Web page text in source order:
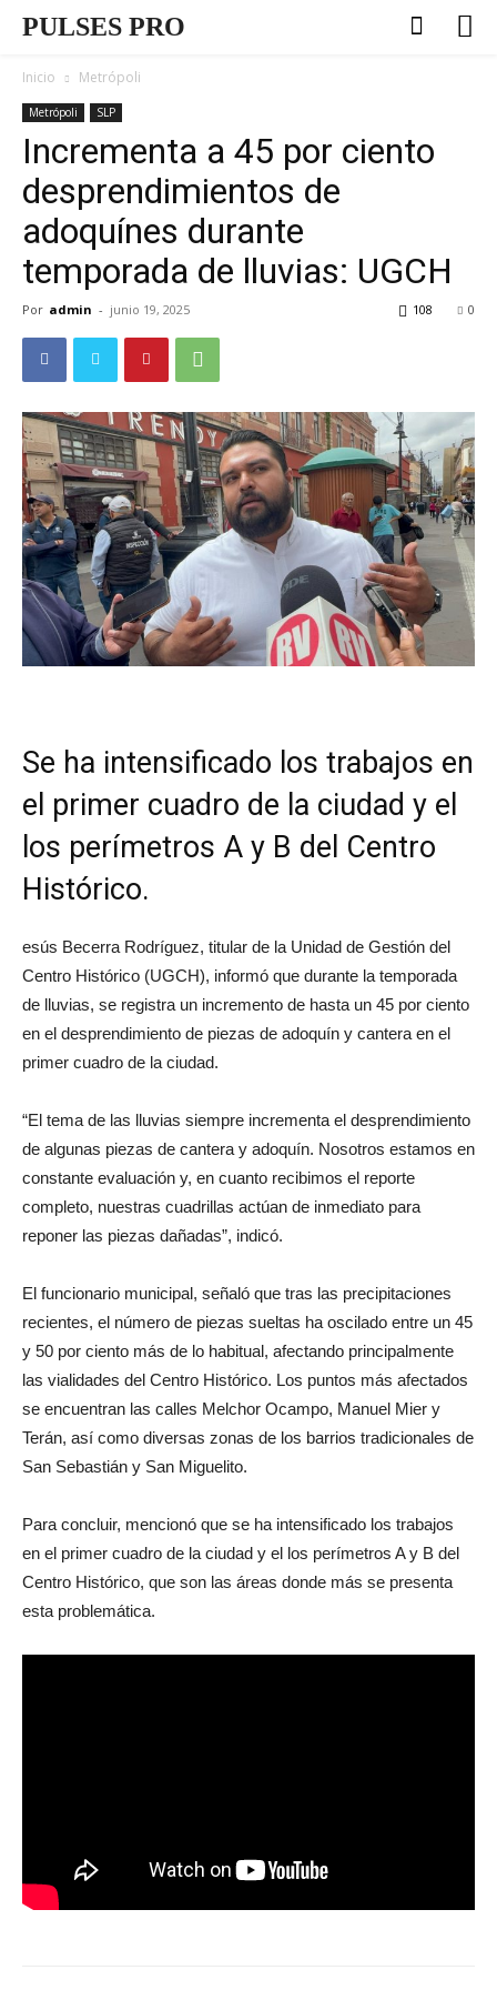
PULSES PRO
Inicio Metrópoli
Metrópoli SLP
Incrementa a 45 por ciento
desprendimientos de
adoquínes durante
temporada de lluvias: UGCH
Por admin - junio 19, 2025 0
108
Se ha intensificado los trabajos en
el primer cuadro de la ciudad y el
los perímetros A y B del Centro
Histórico.
esús Becerra Rodríguez, titular de la Unidad de Gestión del
Centro Histórico (UGCH), informó que durante la temporada
de lluvias, se registra un incremento de hasta un 45 por ciento
en el desprendimiento de piezas de adoquín y cantera en el
primer cuadro de la ciudad.
“El tema de las lluvias siempre incrementa el desprendimiento
de algunas piezas de cantera y adoquín. Nosotros estamos en
constante evaluación y, en cuanto recibimos el reporte
completo, nuestras cuadrillas actúan de inmediato para
reponer las piezas dañadas”, indicó.
El funcionario municipal, señaló que tras las precipitaciones
recientes, el número de piezas sueltas ha oscilado entre un 45
y 50 por ciento más de lo habitual, afectando principalmente
las vialidades del Centro Histórico. Los puntos más afectados
se encuentran las calles Melchor Ocampo, Manuel Mier y
Terán, así como diversas zonas de los barrios tradicionales de
San Sebastián y San Miguelito.
Para concluir, mencionó que se ha intensificado los trabajos
en el primer cuadro de la ciudad y el los perímetros A y B del
Centro Histórico, que son las áreas donde más se presenta
esta problemática.